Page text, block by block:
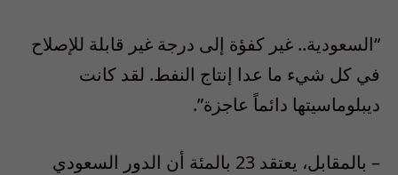
“السعودية.. غير كفؤة إلى درجة غير قابلة للإصلاح
في كل شيء ما عدا إنتاج النفط. لقد كانت
ديبلوماسيتها دائماً عاجزة”.
– بالمقابل، يعتقد 23 بالمئة أن الدور السعودي